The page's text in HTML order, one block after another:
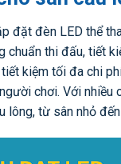
đặt đèn LED thể
thi đấu, tiết
kiệm tối đa chi
chơi. Với
lông, từ sân nhỏ